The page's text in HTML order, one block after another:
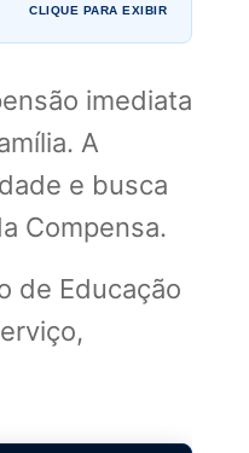
CLIQUE PARA EXIBIR
imediata
A
e busca
Compensa.
de Educação